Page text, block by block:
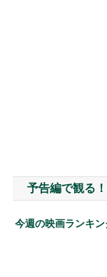
予告編で観る
今週の映画ランキ